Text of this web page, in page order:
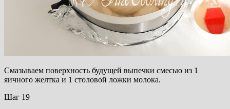
Смазываем поверхность будущей выпечки смесью из 1
яичного желтка и 1 столовой ложки молока.
Шаг 19